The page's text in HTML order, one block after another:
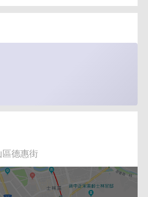
.免用收費垃圾袋.免等垃圾車
.買到賺到❤️❤️❤️❤️
房子💙💙 歡迎預約賞屋
區德惠街